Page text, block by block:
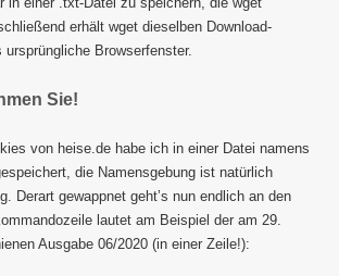
erhält wget dieselben Download-
ursprüngliche Browserfenster.
Sie!
von heise.de habe ich in einer Datei namens
die Namensgebung ist natürlich
Derart gewappnet geht’s nun endlich an den
lautet am Beispiel der am 29.
Ausgabe 06/2020 (in einer Zeile!):